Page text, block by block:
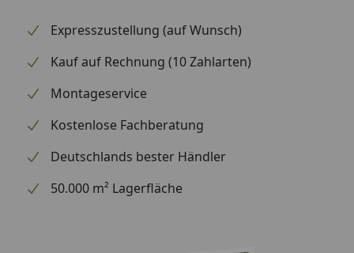
Expresszustellung (auf Wunsch)
Kauf auf Rechnung (10 Zahlarten)
Montageservice
Kostenlose Fachberatung
Deutschlands bester Händler
50.000 m² Lagerfläche